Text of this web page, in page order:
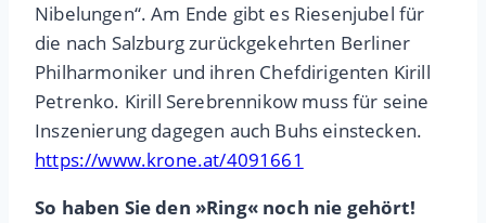
Nibelungen“. Am Ende gibt es Riesenjubel für
die nach Salzburg zurückgekehrten Berliner
Philharmoniker und ihren Chefdirigenten Kirill
Petrenko. Kirill Serebrennikow muss für seine
Inszenierung dagegen auch Buhs einstecken.
https://www.krone.at/4091661
So haben Sie den »Ring« noch nie gehört!